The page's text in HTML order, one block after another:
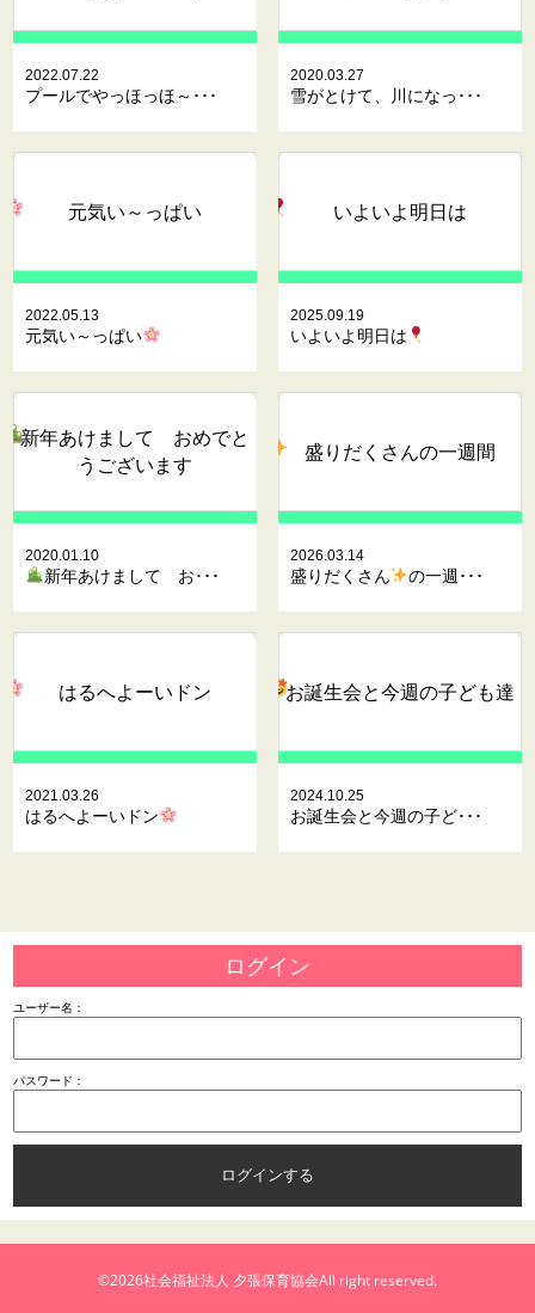
2022.07.22
プールでやっほっほ～･･･
2020.03.27
雪がとけて、川になっ･･･
元気い～っぱい
2022.05.13
元気い～っぱい
いよいよ明日は
2025.09.19
いよいよ明日は
新年あけまして おめでと
うございます
2020.01.10
新年あけまして お･･･
盛りだくさんの一週間
2026.03.14
盛りだくさん の一週･･･
はるへよーいドン
2021.03.26
はるへよーいドン
お誕生会と今週の子ども達
2024.10.25
お誕生会と今週の子ど･･･
ログイン
ユーザー名：
パスワード：
©2026社会福祉法人 夕張保育協会All right reserved.